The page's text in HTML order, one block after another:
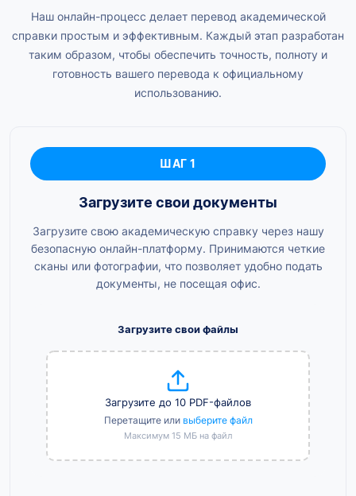
Наш онлайн-процесс делает перевод академической
справки простым и эффективным. Каждый этап разработан
таким образом, чтобы обеспечить точность, полноту и
готовность вашего перевода к официальному
использованию.
ШАГ 1
Загрузите свои документы
Загрузите свою академическую справку через нашу
безопасную онлайн-платформу. Принимаются четкие
сканы или фотографии, что позволяет удобно подать
документы, не посещая офис.
Загрузите свои файлы
Загрузите до 10 PDF-файлов
Перетащите или выберите файл
Максимум 15 МБ на файл